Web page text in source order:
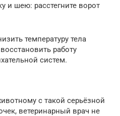
и шею: расстегните ворот
температуру тела
работу
систем.
с такой серьёзной
ветеринарный врач не